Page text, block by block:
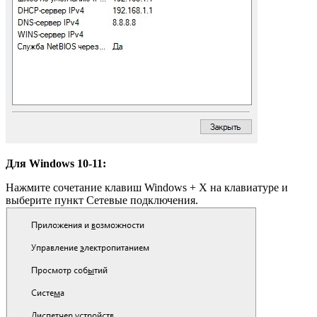
Для Windows 10-11:
Нажмите сочетание клавиш Windows + X на клавиатуре и
выберите пункт Сетевые подключения.